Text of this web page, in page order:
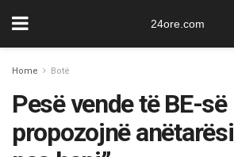
24ore.com
Home Botë
Pesë vende të BE-së
propozojnë